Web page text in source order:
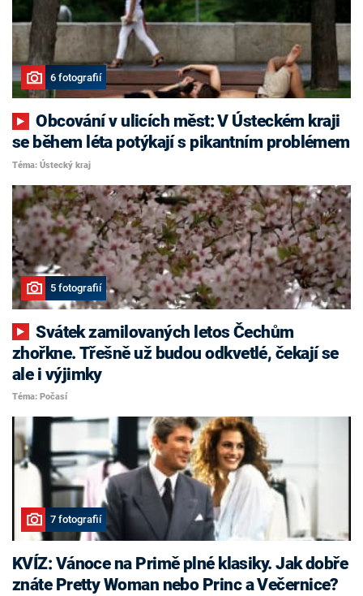
6 fotografií
Obcování v ulicích měst: V Ústeckém kraji
se během léta potýkají s pikantním problémem
Téma: Ústecký kraj
5 fotografií
Svátek zamilovaných letos Čechům
zhořkne. Třešně už budou odkvetlé, čekají se
ale i výjimky
Téma: Počasí
7 fotografií
KVÍZ: Vánoce na Primě plné klasiky. Jak dobře
znáte Pretty Woman nebo Princ a Večernice?